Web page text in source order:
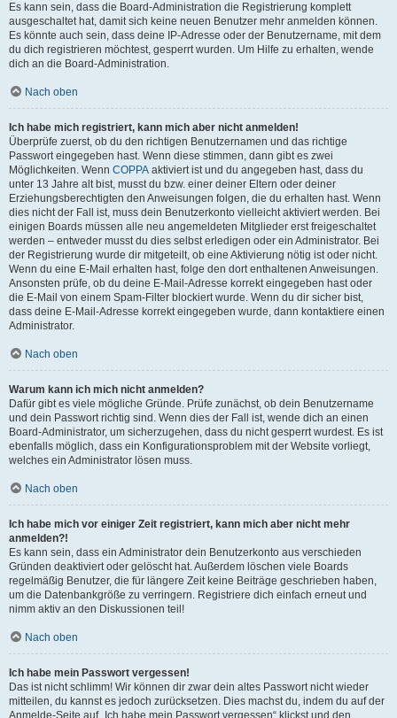
Es kann sein, dass die Board-Administration die Registrierung komplett
ausgeschaltet hat, damit sich keine neuen Benutzer mehr anmelden können.
Es könnte auch sein, dass deine IP-Adresse oder der Benutzername, mit dem
du dich registrieren möchtest, gesperrt wurden. Um Hilfe zu erhalten, wende
dich an die Board-Administration.
Nach oben
Ich habe mich registriert, kann mich aber nicht anmelden!
Überprüfe zuerst, ob du den richtigen Benutzernamen und das richtige
Passwort eingegeben hast. Wenn diese stimmen, dann gibt es zwei
Möglichkeiten. Wenn COPPA aktiviert ist und du angegeben hast, dass du
unter 13 Jahre alt bist, musst du bzw. einer deiner Eltern oder deiner
Erziehungsberechtigten den Anweisungen folgen, die du erhalten hast. Wenn
dies nicht der Fall ist, muss dein Benutzerkonto vielleicht aktiviert werden. Bei
einigen Boards müssen alle neu angemeldeten Mitglieder erst freigeschaltet
werden – entweder musst du dies selbst erledigen oder ein Administrator. Bei
der Registrierung wurde dir mitgeteilt, ob eine Aktivierung nötig ist oder nicht.
Wenn du eine E-Mail erhalten hast, folge den dort enthaltenen Anweisungen.
Ansonsten prüfe, ob du deine E-Mail-Adresse korrekt eingegeben hast oder
die E-Mail von einem Spam-Filter blockiert wurde. Wenn du dir sicher bist,
dass deine E-Mail-Adresse korrekt eingegeben wurde, dann kontaktiere einen
Administrator.
Nach oben
Warum kann ich mich nicht anmelden?
Dafür gibt es viele mögliche Gründe. Prüfe zunächst, ob dein Benutzername
und dein Passwort richtig sind. Wenn dies der Fall ist, wende dich an einen
Board-Administrator, um sicherzugehen, dass du nicht gesperrt wurdest. Es ist
ebenfalls möglich, dass ein Konfigurationsproblem mit der Website vorliegt,
welches ein Administrator lösen muss.
Nach oben
Ich habe mich vor einiger Zeit registriert, kann mich aber nicht mehr
anmelden?!
Es kann sein, dass ein Administrator dein Benutzerkonto aus verschieden
Gründen deaktiviert oder gelöscht hat. Außerdem löschen viele Boards
regelmäßig Benutzer, die für längere Zeit keine Beiträge geschrieben haben,
um die Datenbankgröße zu verringern. Registriere dich einfach erneut und
nimm aktiv an den Diskussionen teil!
Nach oben
Ich habe mein Passwort vergessen!
Das ist nicht schlimm! Wir können dir zwar dein altes Passwort nicht wieder
mitteilen, du kannst es jedoch zurücksetzen. Dies machst du, indem du auf der
Anmelde-Seite auf „Ich habe mein Passwort vergessen“ klickst und den